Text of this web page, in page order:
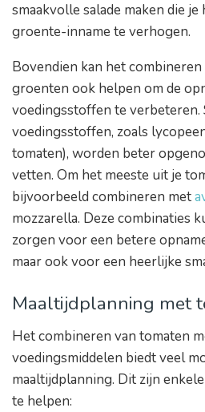
smaakvolle salade maken die
groente-inname te verhogen.
Bovendien kan het
groenten ook helpen om de
voedingsstoffen te verbeteren.
voedingsstoffen, zoals
tomaten), worden beter
vetten. Om het meeste uit je
bijvoorbeeld combineren met
mozzarella. Deze combinaties
zorgen voor een betere
maar ook voor een heerlijke
Maaltijdplanning met
Het combineren van tomaten
voedingsmiddelen biedt veel
maaltijdplanning. Dit zijn
te helpen: